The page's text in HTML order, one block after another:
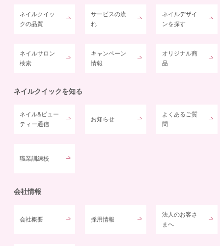
ネイルクイッ
クの品質
サービスの流
れ
ネイルデザイ
ンを探す
ネイルサロン
検索
キャンペーン
情報
オリジナル商
品
ネイルクイックを知る
ネイル&ビュー
ティー通信
お知らせ
よくあるご質
問
職業訓練校
会社情報
会社概要 採用情報
法人のお客さ
まへ